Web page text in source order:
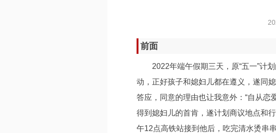
前面
2022年端午假期三天，原“五一”计
动，正好孩子和媳妇儿都在遵义，遂同
答应，同意的理由也让我意外：“自从恋
得到媳妇儿的首肯，遂计划商议地点和
午12点高铁站接到他后，吃完清水烫串